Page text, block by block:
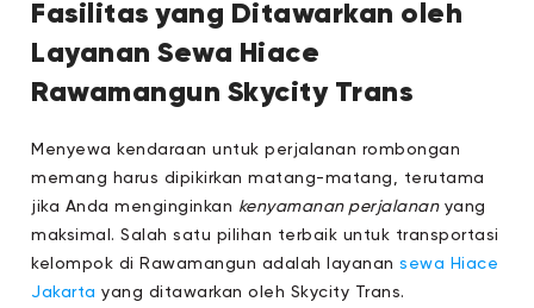
Fasilitas yang Ditawarkan oleh
Layanan Sewa Hiace
Rawamangun Skycity Trans
Menyewa kendaraan untuk perjalanan rombongan
memang harus dipikirkan matang-matang, terutama
jika Anda menginginkan kenyamanan perjalananyang
maksimal. Salah satu pilihan terbaik untuk transportasi
kelompok di Rawamangun adalah layanansewa Hiace
Jakarta yang ditawarkan oleh Skycity Trans.